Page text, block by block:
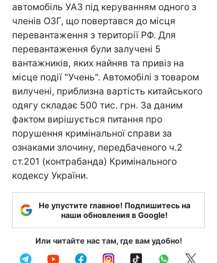
автомобіль УАЗ під керуванням одного з
членів ОЗГ, що повертався до місця
перевантаження з території РФ. Для
перевантаження були залучені 5
вантажників, яких найняв та привіз на
місце події "Учень". Автомобілі з товаром
вилучені, приблизна вартість китайського
одягу складає 500 тис. грн. За даним
фактом вирішується питання про
порушення кримінальної справи за
ознаками злочину, передбаченого ч.2
ст.201 (контрабанда) Кримінального
кодексу України.
Не упустите главное! Подпишитесь на
наши обновления в Google!
Или читайте нас там, где вам удобно!